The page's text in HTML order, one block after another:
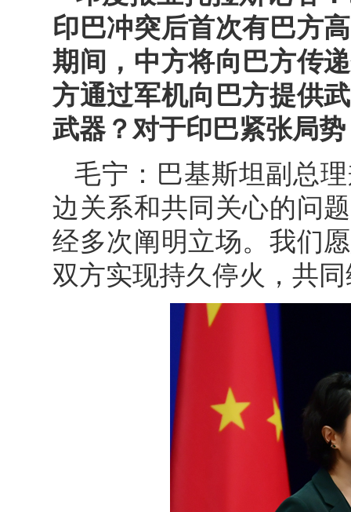
印巴冲突后首次有巴方
期间，中方将向巴方传
方通过军机向巴方提供
武器？对于印巴紧张局
毛宁：巴基斯坦副总
边关系和共同关心的问
经多次阐明立场。我们
双方实现持久停火，共